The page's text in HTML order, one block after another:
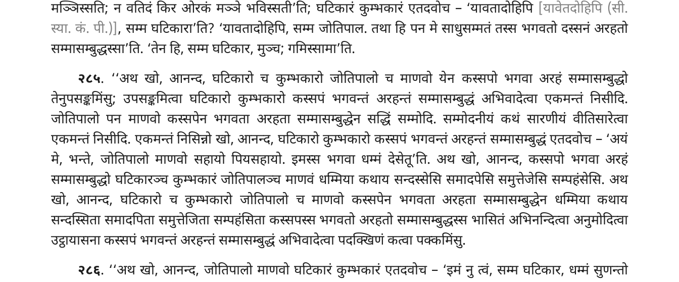
मञ्ञिस्सति; न वतिदं किर ओरकं मञ्ञे भविस्सती’ति; घटिकारं कुम्भकारं एतदवोच – ‘यावतादोहिपि [यावेतदोहिपि (सी.
स्या. कं. पी.)], सम्म घटिकारा’ति? ‘यावतादोहिपि, सम्म जोतिपाल. तथा हि पन मेसाधुसम्मतं तस्स भगवतो दस्सनं अरहतो
सम्मासम्बुद्धस्सा’ति. ‘तेन हि, सम्म घटिकार, मुञ्च; गमिस्सामा’ति.
२८५. ‘‘अथ खो, आनन्द, घटिकारो च कुम्भकारो जोतिपालो च माणवो येन कस्सपो भगवा अरहं सम्मासम्बुद्धो
तेनुपसङ्कमिंसु; उपसङ्कमित्वा घटिकारो कुम्भकारो कस्सपं भगवन्तं अरहन्तं सम्मासम्बुद्धं अभिवादेत्वा एकमन्तं निसीदि.
जोतिपालो पन माणवो कस्सपेन भगवता अरहता सम्मासम्बुद्धेन सद्धिं सम्मोदि. सम्मोदनीयं कथं सारणीयं वीतिसारेत्वा
एकमन्तं निसीदि. एकमन्तं निसिन्नो खो, आनन्द, घटिकारो कुम्भकारो कस्सपं भगवन्तं अरहन्तं सम्मासम्बुद्धं एतदवोच – ‘अयं
मे, भन्ते, जोतिपालो माणवो सहायो पियसहायो. इमस्स भगवा धम्मं देसेतू’ति. अथ खो, आनन्द, कस्सपो भगवा अरहं
सम्मासम्बुद्धो घटिकारञ्च कुम्भकारं जोतिपालञ्च माणवं धम्मिया कथाय सन्दस्सेसि समादपेसि समुत्तेजेसि सम्पहंसेसि. अथ
खो, आनन्द, घटिकारो च कुम्भकारो जोतिपालो च माणवो कस्सपेन भगवता अरहता सम्मासम्बुद्धेन धम्मिया कथाय
सन्दस्सिता समादपिता समुत्तेजिता सम्पहंसिता कस्सपस्स भगवतो अरहतो सम्मासम्बुद्धस्स भासितं अभिनन्दित्वा अनुमोदित्वा
उट्ठायासना कस्सपं भगवन्तं अरहन्तं सम्मासम्बुद्धं अभिवादेत्वा पदक्खिणं कत्वा पक्कमिंसु.
२८६. ‘‘अथ खो, आनन्द, जोतिपालो माणवो घटिकारं कुम्भकारं एतदवोच – ‘इमं नु त्वं, सम्म घटिकार, धम्मं सुणन्तो